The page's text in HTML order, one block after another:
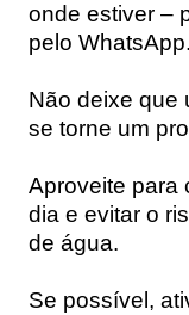
onde estiver –
pelo WhatsApp.
Não deixe que
se torne um
Aproveite para
dia e evitar o
de água.
Se possível,